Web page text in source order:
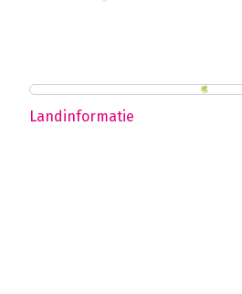
Landinformatie